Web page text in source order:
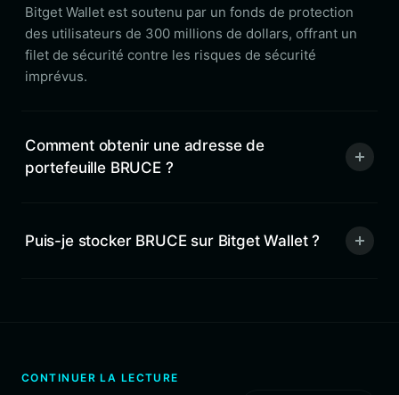
Bitget Wallet est soutenu par un fonds de protection
des utilisateurs de 300 millions de dollars, offrant un
filet de sécurité contre les risques de sécurité
imprévus.
Comment obtenir une adresse de
portefeuille BRUCE ?
Puis-je stocker BRUCE sur Bitget Wallet ?
CONTINUER LA LECTURE